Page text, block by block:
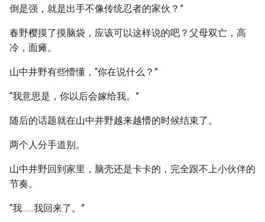
倒是强，就是出手不像传统忍者的家伙？”
春野樱摸了摸脑袋，应该可以这样说的吧？父母双亡，高
冷，面瘫。
山中井野有些懵懂，“你在说什么？”
“我意思是，你以后会嫁给我。”
随后的话题就在山中井野越来越懵的时候结束了。
两个人分手道别。
山中井野回到家里，脑壳还是卡卡的，完全跟不上小伙伴的
节奏。
“我……我回来了。”